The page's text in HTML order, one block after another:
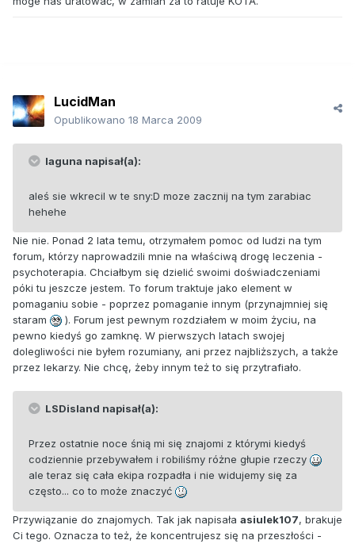
LucidMan
Opublikowano 18 Marca 2009
laguna napisał(a):
aleś sie wkrecil w te sny:D moze zacznij na tym zarabiac
hehehe
Nie nie. Ponad 2 lata temu, otrzymałem pomoc od ludzi na tym
forum, którzy naprowadzili mnie na właściwą drogę leczenia -
psychoterapia. Chciałbym się dzielić swoimi doświadczeniami
póki tu jeszcze jestem. To forum traktuje jako element w
pomaganiu sobie - poprzez pomaganie innym (przynajmniej się
staram
). Forum jest pewnym rozdziałem w moim życiu, na
pewno kiedyś go zamknę. W pierwszych latach swojej
dolegliwości nie byłem rozumiany, ani przez najbliższych, a także
przez lekarzy. Nie chcę, żeby innym też to się przytrafiało.
LSDisland napisał(a):
Przez ostatnie noce śnią mi się znajomi z którymi kiedyś
codziennie przebywałem i robiliśmy różne głupie rzeczy
ale teraz się cała ekipa rozpadła i nie widujemy się za
często... co to może znaczyć
Przywiązanie do znajomych. Tak jak napisała asiulek107, brakuje
Ci tego. Oznacza to też, że koncentrujesz się na przeszłości -